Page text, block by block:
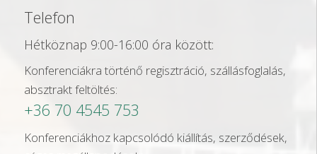
Telefon
Hétköznap 9:00-16:00 óra között:
Konferenciákra történő regisztráció, szállásfoglalás,
absztrakt feltöltés:
+36 70 4545 753
Konferenciákhoz kapcsolódó kiállítás, szerződések,